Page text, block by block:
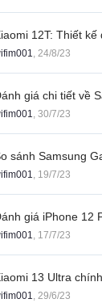
12T: Thiết
, 24/8/23
giá chi tiết về
, 30/7/23
sánh Samsung
, 19/7/23
giá iPhone 12
, 17/7/23
13 Ultra
, 29/6/23